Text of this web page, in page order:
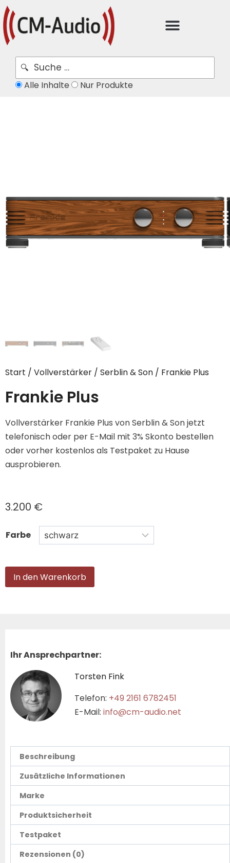
Alle Inhalte Nur Produkte
Start / Vollverstärker / Serblin & Son / Frankie Plus
Frankie Plus
Vollverstärker Frankie Plus von Serblin & Son jetzt
telefonisch oder per E-Mail mit 3% Skonto bestellen
oder vorher kostenlos als Testpaket zu Hause
ausprobieren.
3.200 €
Farbe
In den Warenkorb
Ihr Ansprechpartner:
Torsten Fink
Telefon: +49 2161 6782451
E-Mail: info@cm-audio.net
Beschreibung
Zusätzliche Informationen
Marke
Produktsicherheit
Testpaket
Rezensionen (0)